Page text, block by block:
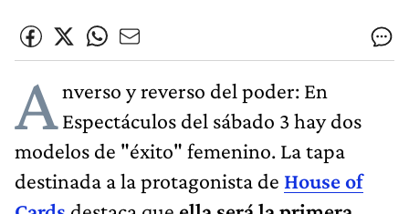
Anverso y reverso del poder: En
Espectáculos del sábado 3 hay dos
modelos de "éxito" femenino. La tapa
destinada a la protagonista de House of